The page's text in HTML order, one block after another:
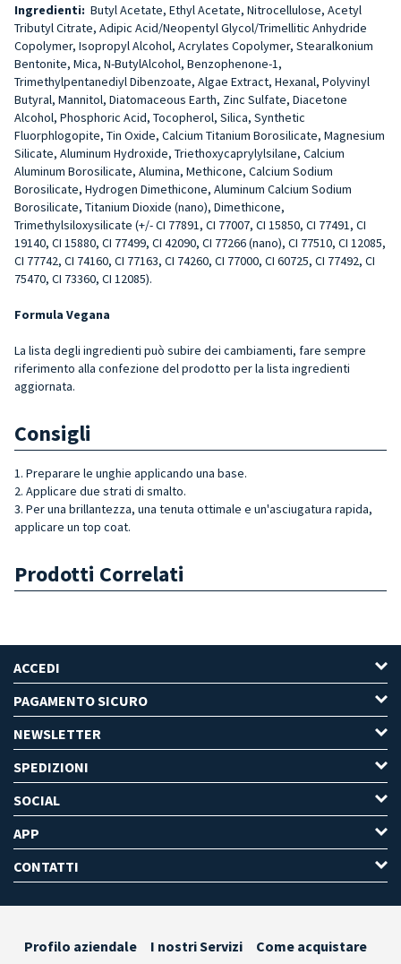
Ingredienti: Butyl Acetate, Ethyl Acetate, Nitrocellulose, Acetyl
Tributyl Citrate, Adipic Acid/Neopentyl Glycol/Trimellitic Anhydride
Copolymer, Isopropyl Alcohol, Acrylates Copolymer, Stearalkonium
Bentonite, Mica, N-ButylAlcohol, Benzophenone-1,
Trimethylpentanediyl Dibenzoate, Algae Extract, Hexanal, Polyvinyl
Butyral, Mannitol, Diatomaceous Earth, Zinc Sulfate, Diacetone
Alcohol, Phosphoric Acid, Tocopherol, Silica, Synthetic
Fluorphlogopite, Tin Oxide, Calcium Titanium Borosilicate, Magnesium
Silicate, Aluminum Hydroxide, Triethoxycaprylylsilane, Calcium
Aluminum Borosilicate, Alumina, Methicone, Calcium Sodium
Borosilicate, Hydrogen Dimethicone, Aluminum Calcium Sodium
Borosilicate, Titanium Dioxide (nano), Dimethicone,
Trimethylsiloxysilicate (+/- CI 77891, CI 77007, CI 15850, CI 77491, CI
19140, CI 15880, CI 77499, CI 42090, CI 77266 (nano), CI 77510, CI 12085,
CI 77742, CI 74160, CI 77163, CI 74260, CI 77000, CI 60725, CI 77492, CI
75470, CI 73360, CI 12085).
Formula Vegana
La lista degli ingredienti può subire dei cambiamenti, fare sempre
riferimento alla confezione del prodotto per la lista ingredienti
aggiornata.
Consigli
1. Preparare le unghie applicando una base.
2. Applicare due strati di smalto.
3. Per una brillantezza, una tenuta ottimale e un'asciugatura rapida,
applicare un top coat.
Prodotti Correlati
ACCEDI
PAGAMENTO SICURO
NEWSLETTER
SPEDIZIONI
SOCIAL
APP
CONTATTI
Profilo aziendale I nostri Servizi
Come acquistare